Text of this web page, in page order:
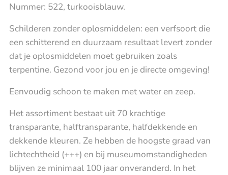
Nummer: 522, turkooisblauw.
Schilderen zonder oplosmiddelen: een verfsoort die
een schitterend en duurzaam resultaat levert zonder
dat je oplosmiddelen moet gebruiken zoals
terpentine. Gezond voor jou en je directe omgeving!
Eenvoudig schoon te maken met water en zeep.
Het assortiment bestaat uit 70 krachtige
transparante, halftransparante, halfdekkende en
dekkende kleuren. Ze hebben de hoogste graad van
lichtechtheid (+++) en bij museumomstandigheden
blijven ze minimaal 100 jaar onveranderd. In het